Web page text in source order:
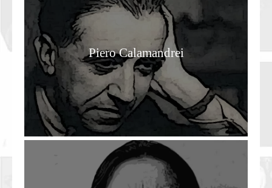
Piero Calamandrei